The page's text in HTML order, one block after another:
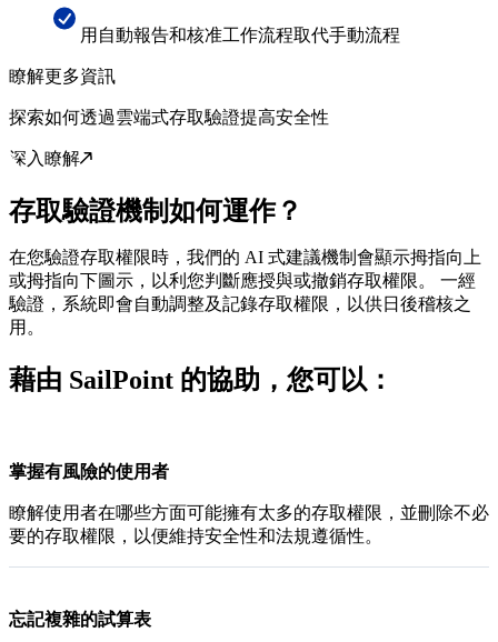
用自動報告和核准工作流程取代手動流程
瞭解更多資訊
探索如何透過雲端式存取驗證提高安全性
深入瞭解
存取驗證機制如何運作？
在您驗證存取權限時，我們的 AI 式建議機制會顯示拇指向上
或拇指向下圖示，以利您判斷應授與或撤銷存取權限。 一經
驗證，系統即會自動調整及記錄存取權限，以供日後稽核之
用。
藉由 SailPoint 的協助，您可以：
掌握有風險的使用者
瞭解使用者在哪些方面可能擁有太多的存取權限，並刪除不必
要的存取權限，以便維持安全性和法規遵循性。
忘記複雜的試算表